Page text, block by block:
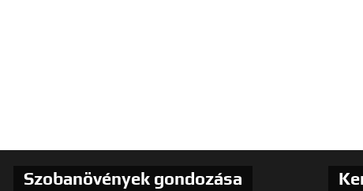
Szobanövények gondozása